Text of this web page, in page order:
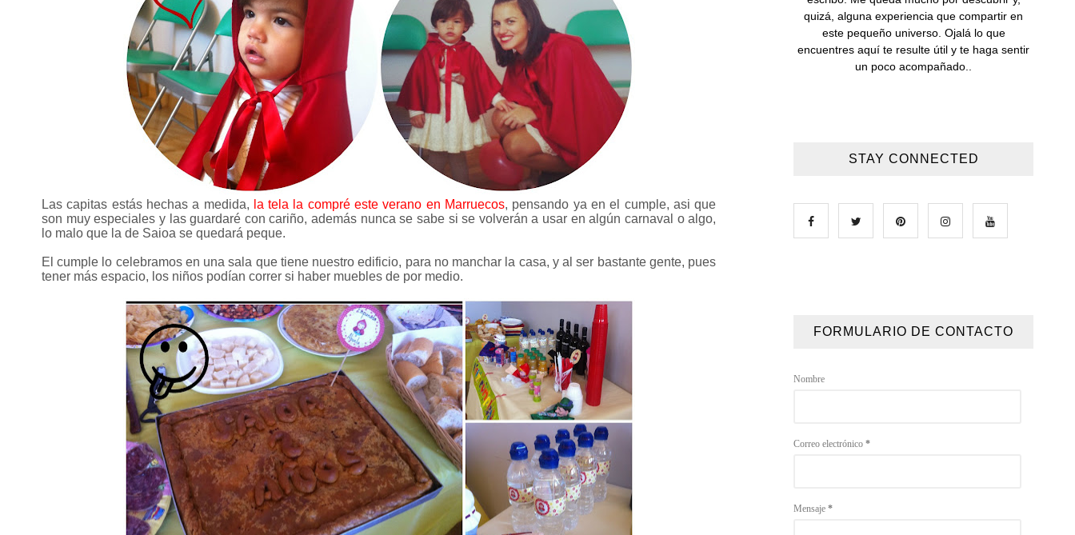
Las capitas estás hechas a medida, la tela la compré este verano en Marruecos, pensando ya en el cumple, asi que
son muy especiales y las guardaré con cariño, además nunca se sabe si se volverán a usar en algún carnaval o algo,
lo malo que la de Saioa se quedará peque.
El cumple lo celebramos en una sala que tiene nuestro edificio, para no manchar la casa, y al ser bastante gente, pues
tener más espacio, los niños podían correr si haber muebles de por medio.
quizá, alguna experiencia que compartir en
este pequeño universo. Ojalá lo que
encuentres aquí te resulte útil y te haga sentir
un poco acompañado..
STAY CONNECTED
FORMULARIO DE CONTACTO
Nombre
Correo electrónico *
Mensaje *